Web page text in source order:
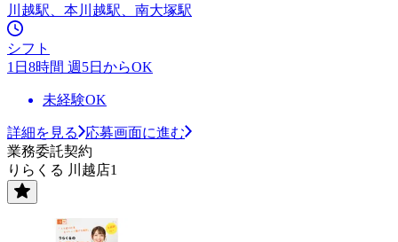
川越駅、本川越駅、南大塚駅
シフト
1日8時間 週5日からOK
未経験OK
詳細を見る
応募画面に進む
業務委託契約
りらくる 川越店1